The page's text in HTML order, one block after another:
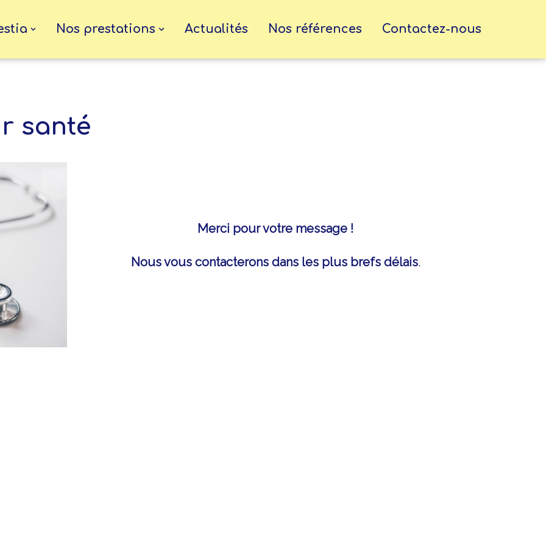
Nos prestations Actualités Nos références Contactez-nous
santé
Merci pour votre message !
Nous vous contacterons dans les plus brefs délais.